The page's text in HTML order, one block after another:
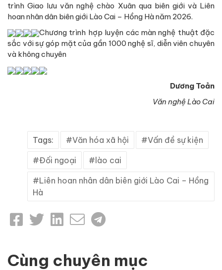
trình Giao lưu văn nghệ chào Xuân qua biên giới và Liên
hoan nhân dân biên giới Lào Cai – Hồng Hà năm 2026.
Chương trình hợp luyện các màn nghệ thuật đặc
sắc với sự góp mặt của gần 1000 nghệ sĩ, diễn viên chuyên
và không chuyên
Dương Toản
Văn nghệ Lào Cai
Tags: Văn hóa xã hội Vấn đề sự kiện
Đối ngoại lào cai
Liên hoan nhân dân biên giới Lào Cai – Hồng
Hà
Cùng chuyên mục